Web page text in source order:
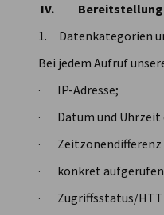
IV. Bereitstellung
1. Datenkategorien
Bei jedem Aufruf
· IP-Adresse;
· Datum und Uhrzeit
· Zeitzonendifferenz
· konkret
· Zugriffsstatus/